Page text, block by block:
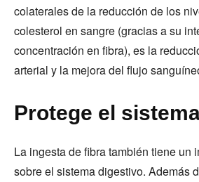
colaterales de la reducción de los
colesterol en sangre (gracias a su
concentración en fibra), es la
arterial y la mejora del flujo
Protege el
La ingesta de fibra también tiene un
sobre el sistema digestivo. Además